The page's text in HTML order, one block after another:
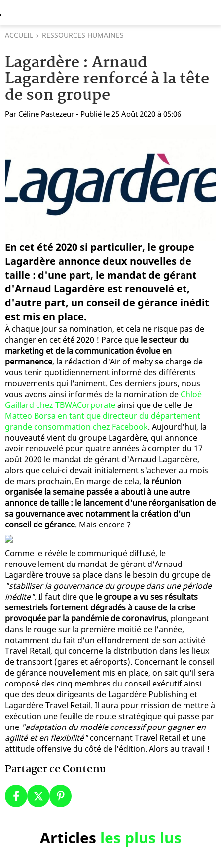
ACCUEIL RESSOURCES HUMAINES
Lagardère : Arnaud
Lagardère renforcé à la tête
de son groupe
Par Céline Pastezeur - Publié le 25 Août 2020 à 05:06
En cet été 2020 si particulier, le groupe
Lagardère annonce deux nouvelles de
taille : d'une part, le mandat de gérant
d'Arnaud Lagardère est renouvelé et,
d'autre part, un conseil de gérance inédit
est mis en place.
À chaque jour sa nomination, et cela ne risque pas de
changer en cet été 2020 ! Parce que le secteur du
marketing et de la communication évolue en
permanence, la rédaction d'Air of melty se charge de
vous tenir quotidiennement informé des différents
mouvements qui l'animent. Ces derniers jours, nous
vous avons ainsi informés de la nomination de Chloé
Gaillard chez TBWACorporateainsi que de celle de
Matteo Borsa en tant que directeur du département
grande consommation chez Facebook. Aujourd'hui, la
nouveauté vient du groupe Lagardère, qui annonce
avoir renouvelé pour quatre années à compter du 17
août 2020 le mandat de gérant d'Arnaud Lagardère,
alors que celui-ci devait initialement s'achever au mois
de mars prochain. En marge de cela, la réunion
organisée la semaine passée a abouti à une autre
annonce de taille : le lancement d'une réorganisation de
sa gouvernance avec notamment la création d'un
conseil de gérance. Mais encore ?
Comme le révèle le communiqué diffusé, le
renouvellement du mandat de gérant d'Arnaud
Lagardère trouve sa place dans le besoin du groupe de
"stabiliser la gouvernance du groupe dans une période
inédite". Il faut dire que le groupe a vu ses résultats
semestriels fortement dégradés à cause de la crise
provoquée par la pandémie de coronavirus, plongeant
dans le rouge sur la première moitié de l'année,
notamment du fait d'un effondrement de son activité
Travel Retail, qui concerne la distribution dans les lieux
de transport (gares et aéroports). Concernant le conseil
de gérance nouvellement mis en place, on sait qu'il sera
composé des cinq membres du conseil exécutif ainsi
que des deux dirigeants de Lagardère Publishing et
Lagardère Travel Retail. Il aura pour mission de mettre à
exécution une feuille de route stratégique qui passe par
une "adaptation du modèle concessif pour gagner en
agilité et en flexibilité"concernant Travel Retail et une
attitude offensive du côté de l'édition. Alors au travail !
Partager ce Contenu
Articles les plus lus